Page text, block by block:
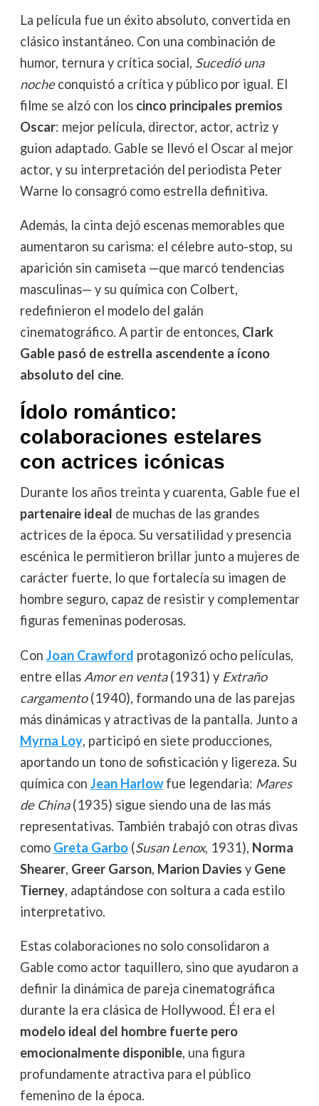
La película fue un éxito absoluto, convertida en
clásico instantáneo. Con una combinación de
humor, ternura y crítica social, Sucedió una
nocheconquistó a crítica y público por igual. El
filme se alzó con los cinco principales premios
Oscar: mejor película, director, actor, actriz y
guion adaptado. Gable se llevó el Oscar al mejor
actor, y su interpretación del periodista Peter
Warne lo consagró como estrella definitiva.
Además, la cinta dejó escenas memorables que
aumentaron su carisma: el célebre auto-stop, su
aparición sin camiseta —que marcó tendencias
masculinas— y su química con Colbert,
redefinieron el modelo del galán
cinematográfico. A partir de entonces, Clark
Gable pasó de estrella ascendente a ícono
absoluto del cine.
Ídolo romántico:
colaboraciones estelares
con actrices icónicas
Durante los años treinta y cuarenta, Gable fue el
partenaire ideal de muchas de las grandes
actrices de la época. Su versatilidad y presencia
escénica le permitieron brillar junto a mujeres de
carácter fuerte, lo que fortalecía su imagen de
hombre seguro, capaz de resistir y complementar
figuras femeninas poderosas.
Con Joan Crawford protagonizó ocho películas,
entre ellas Amor en venta(1931) y Extraño
cargamento(1940), formando una de las parejas
más dinámicas y atractivas de la pantalla. Junto a
Myrna Loy, participó en siete producciones,
aportando un tono de sofisticación y ligereza. Su
química con Jean Harlowfue legendaria: Mares
de China(1935) sigue siendo una de las más
representativas. También trabajó con otras divas
como Greta Garbo(Susan Lenox, 1931), Norma
Shearer, Greer Garson, Marion Davies y Gene
Tierney, adaptándose con soltura a cada estilo
interpretativo.
Estas colaboraciones no solo consolidaron a
Gable como actor taquillero, sino que ayudaron a
definir la dinámica de pareja cinematográfica
durante la era clásica de Hollywood. Él era el
modelo ideal del hombre fuerte pero
emocionalmente disponible, una figura
profundamente atractiva para el público
femenino de la época.